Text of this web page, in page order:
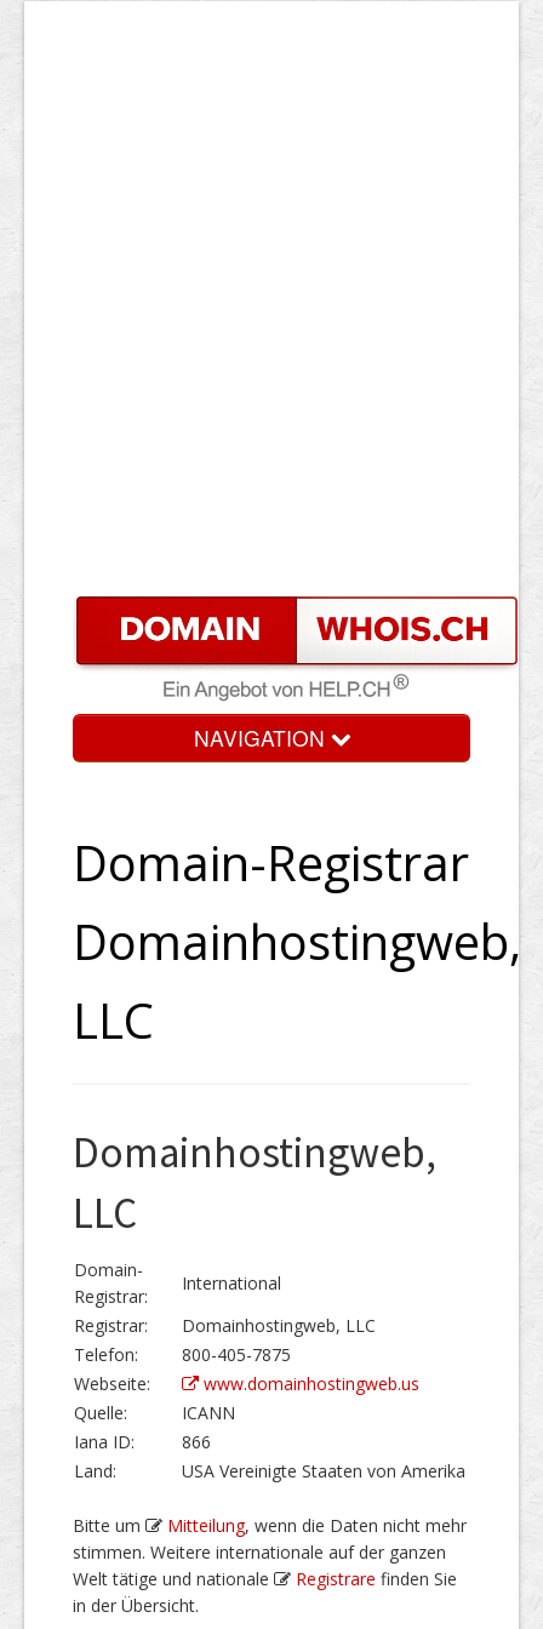
NAVIGATION
Domain-Registrar
Domainhostingweb,
LLC
Domainhostingweb,
LLC
Domain-
Registrar:
International
Registrar:
Domainhostingweb, LLC
Telefon:
800-405-7875
Webseite:
www.domainhostingweb.us
Quelle:
ICANN
Iana ID:
866
Land:
USA Vereinigte Staaten von Amerika
Bitte um Mitteilung, wenn die Daten nicht mehr
stimmen. Weitere internationale auf der ganzen
Welt tätige und nationale
Registrare finden Sie
in der Übersicht.